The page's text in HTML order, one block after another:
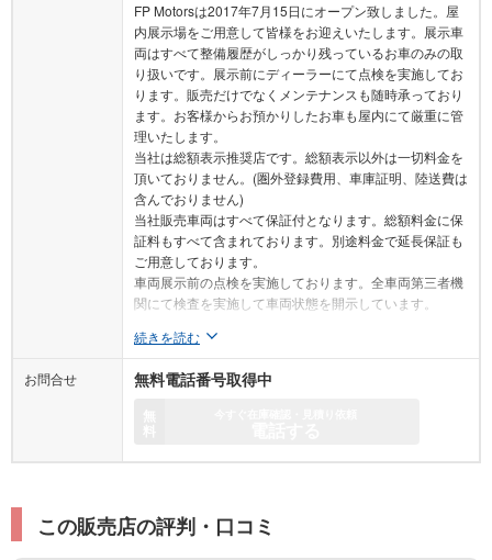
FP Motorsは2017年7月15日にオープン致しました。屋
内展示場をご用意して皆様をお迎えいたします。展示車
両はすべて整備履歴がしっかり残っているお車のみの取
り扱いです。展示前にディーラーにて点検を実施してお
ります。販売だけでなくメンテナンスも随時承っており
ます。お客様からお預かりしたお車も屋内にて厳重に管
理いたします。
当社は総額表示推奨店です。総額表示以外は一切料金を
頂いておりません。(圏外登録費用、車庫証明、陸送費は
含んでおりません)
当社販売車両はすべて保証付となります。総額料金に保
証料もすべて含まれております。別途料金で延長保証も
ご用意しております。
車両展示前の点検を実施しております。全車両第三者機
関にて検査を実施して車両状態を開示しています。
続きを読む
お問合せ 無料電話番号取得中
この販売店の評判・口コミ